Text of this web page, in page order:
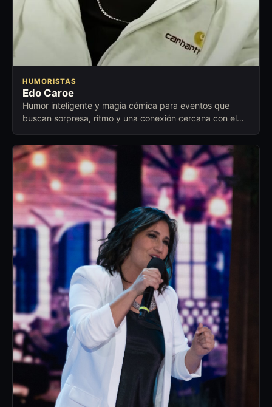
HUMORISTAS
Edo Caroe
Humor inteligente y magia cómica para eventos que
buscan sorpresa, ritmo y una conexión cercana con el